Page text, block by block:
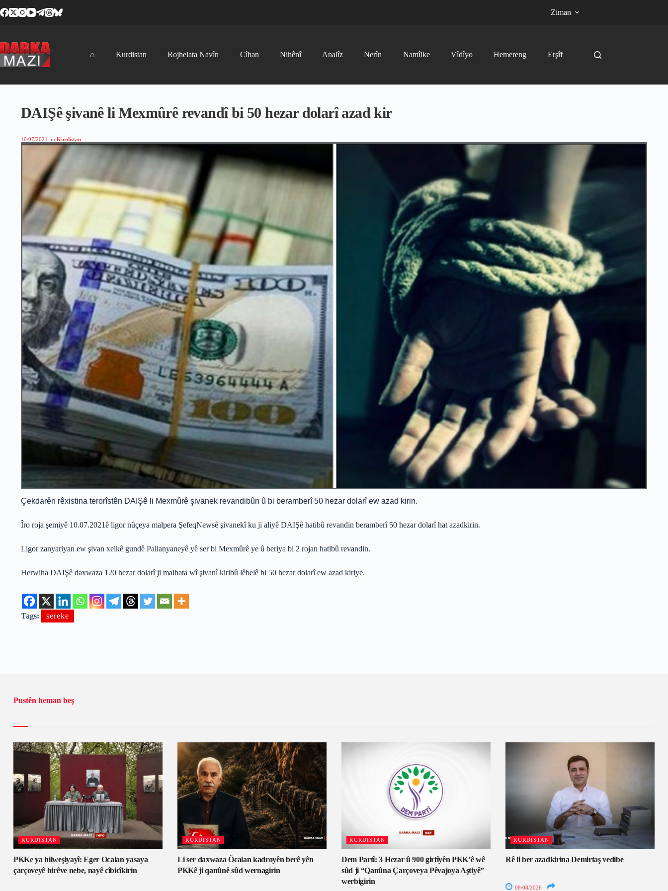
to
Ziman
⌂ Kurdistan Rojhelata Navîn Cîhan Nihênî Analîz Nerîn Namîlke Vîdîyo Hemereng Erşîf
DAIŞê şivanê li Mexmûrê revandî bi 50 hezar dolarî azad kir
10/07/2021 in Kurdistan
Çekdarên rêxistina terorîstên DAIŞê li Mexmûrê şivanek revandibûn û bi beramberî 50 hezar dolarî ew azad kirin.
Îro roja şemiyê 10.07.2021ê ligor nûçeya malpera ŞefeqNewsê şivanekî ku ji aliyê DAIŞê hatibû revandin beramberî 50 hezar dolarî hat azadkirin.
Ligor zanyariyan ew şivan xelkê gundê Pallanyaneyê yê ser bi Mexmûrê ye û beriya bi 2 rojan hatibû revandin.
Herwiha DAIŞê daxwaza 120 hezar dolarî ji malbata wî şivanî kiribû lêbelê bi 50 hezar dolarî ew azad kiriye.
Tags: sereke
Pustên heman beş
KURDISTAN
PKKe ya hilweşiyayî: Eger Ocalan yasaya
çarçoveyê birêve nebe, nayê cîbicîkirin
KURDISTAN
Li ser daxwaza Öcalan kadroyên berê yên
PKKê ji qanûnê sûd wernagirin
KURDISTAN
Dem Partî: 3 Hezar û 900 girtîyên PKK’ê wê
sûd ji “Qanûna Çarçoveya Pêvajoya Aştiyê”
werbigirin
KURDISTAN
Rê li ber azadkirina Demirtaş vedibe
08/08/2026